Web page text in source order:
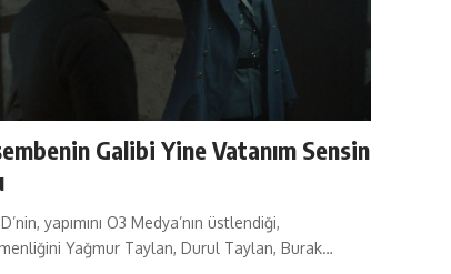
Galibi Yine Vatanım Sensin
yapımını O3 Medya’nın üstlendiği,
Yağmur Taylan, Durul Taylan, Burak…